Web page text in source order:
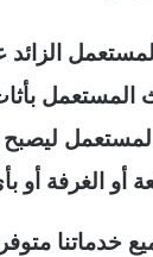
المستعمل
أو الغرفة أو
خدماتنا